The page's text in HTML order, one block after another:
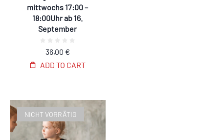
mittwochs 17:00 –
18:00Uhr ab 16.
September
ADD TO CART
36,00 €
NICHT VORRÄTIG